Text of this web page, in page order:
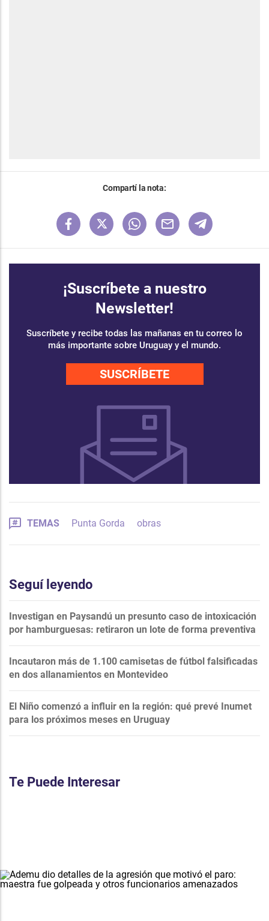
Compartí la nota:
¡Suscríbete a nuestro
Newsletter!
Suscríbete y recibe todas las mañanas en tu correo lo
más importante sobre Uruguay y el mundo.
SUSCRÍBETE
TEMAS Punta Gorda obras
Seguí leyendo
Investigan en Paysandú un presunto caso de intoxicación
por hamburguesas: retiraron un lote de forma preventiva
Incautaron más de 1.100 camisetas de fútbol falsificadas
en dos allanamientos en Montevideo
El Niño comenzó a influir en la región: qué prevé Inumet
para los próximos meses en Uruguay
Te Puede Interesar